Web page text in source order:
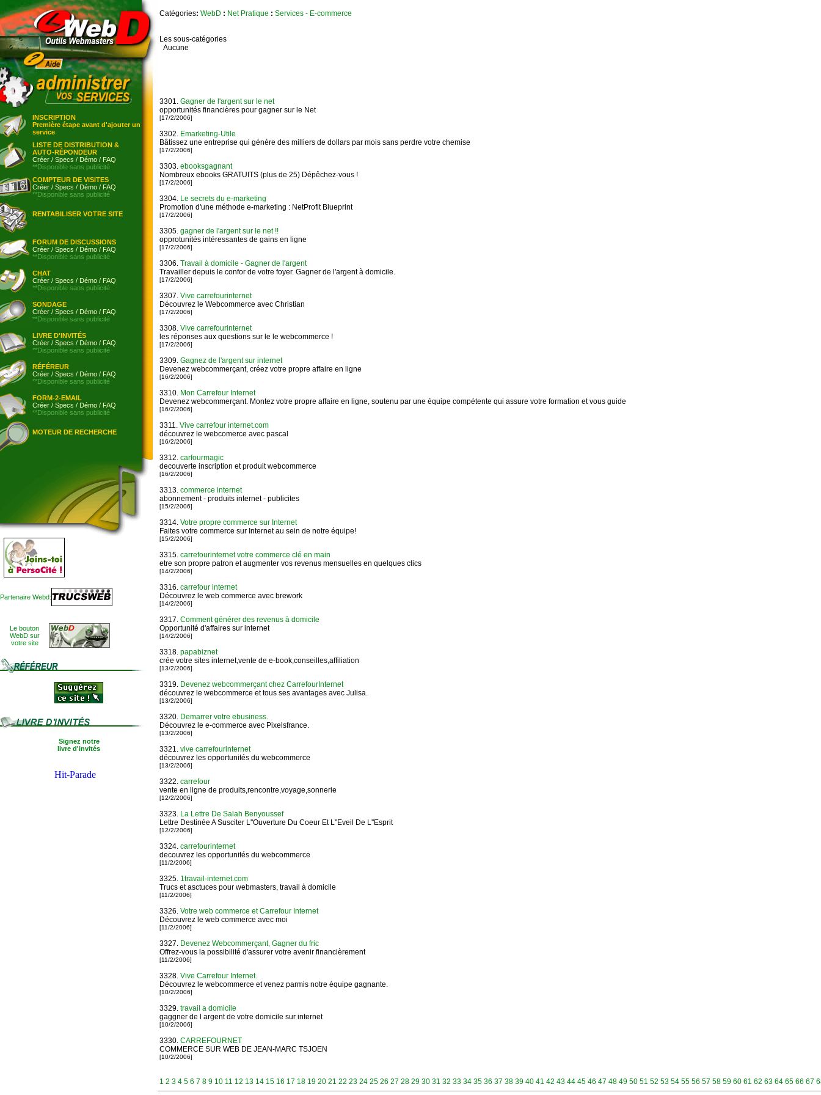
INSCRIPTION
Première étape avant d'ajouter un
service
LISTE DE DISTRIBUTION &
AUTO-RÉPONDEUR
Créer / Specs / Démo / FAQ
**Disponible sans publicité
COMPTEUR DE VISITES
Créer / Specs / Démo / FAQ
**Disponible sans publicité
RENTABILISER VOTRE SITE
FORUM DE DISCUSSIONS
Créer / Specs / Démo / FAQ
**Disponible sans publicité
CHAT
Créer / Specs / Démo / FAQ
**Disponible sans publicité
SONDAGE
Créer / Specs / Démo / FAQ
**Disponible sans publicité
LIVRE D'INVITÉS
Créer / Specs / Démo / FAQ
**Disponible sans publicité
RÉFÉREUR
Créer / Specs / Démo / FAQ
**Disponible sans publicité
FORM-2-EMAIL
Créer / Specs / Démo / FAQ
**Disponible sans publicité
MOTEUR DE RECHERCHE
Partenaire Webd:
Le bouton
WebD sur
votre site
Signez notre
livre d'invités
Catégories: WebD : Net Pratique : Services - E-commerce
Les sous-catégories
Aucune
3301. Gagner de l'argent sur le net
opportunités financières pour gagner sur le Net
[17/2/2006]
3302. Emarketing-Utile
Bâtissez une entreprise qui génère des milliers de dollars par mois sans perdre votre chemise
[17/2/2006]
3303. ebooksgagnant
Nombreux ebooks GRATUITS (plus de 25) Dépêchez-vous !
[17/2/2006]
3304. Le secrets du e-marketing
Promotion d'une méthode e-marketing : NetProfit Blueprint
[17/2/2006]
3305. gagner de l'argent sur le net !!
opprotunités intéressantes de gains en ligne
[17/2/2006]
3306. Travail à domicile - Gagner de l'argent
Travailler depuis le confor de votre foyer. Gagner de l'argent à domicile.
[17/2/2006]
3307. Vive carrefourinternet
Découvrez le Webcommerce avec Christian
[17/2/2006]
3308. Vive carrefourinternet
les réponses aux questions sur le le webcommerce !
[17/2/2006]
3309. Gagnez de l'argent sur internet
Devenez webcommerçant, créez votre propre affaire en ligne
[16/2/2006]
3310. Mon Carrefour Internet
Devenez webcommerçant. Montez votre propre affaire en ligne, soutenu par une équipe compétente qui assure votre formation et vous guide
[16/2/2006]
3311. Vive carrefour internet.com
découvrez le webcomerce avec pascal
[16/2/2006]
3312. carfourmagic
decouverte inscription et produit webcommerce
[16/2/2006]
3313. commerce internet
abonnement - produits internet - publicites
[15/2/2006]
3314. Votre propre commerce sur Internet
Faites votre commerce sur Internet au sein de notre équipe!
[15/2/2006]
3315. carrefourinternet votre commerce clé en main
etre son propre patron et augmenter vos revenus mensuelles en quelques clics
[14/2/2006]
3316. carrefour internet
Découvrez le web commerce avec brework
[14/2/2006]
3317. Comment générer des revenus à domicile
Opportunité d'affaires sur internet
[14/2/2006]
3318. papabiznet
crée votre sites internet,vente de e-book,conseilles,affiliation
[13/2/2006]
3319. Devenez webcommerçant chez CarrefourInternet
découvrez le webcommerce et tous ses avantages avec Julisa.
[13/2/2006]
3320. Demarrer votre ebusiness.
Découvrez le e-commerce avec Pixelsfrance.
[13/2/2006]
3321. vive carrefourinternet
découvrez les opportunités du webcommerce
[13/2/2006]
3322. carrefour
vente en ligne de produits,rencontre,voyage,sonnerie
[12/2/2006]
3323. La Lettre De Salah Benyoussef
Lettre Destinée A Susciter L''Ouverture Du Coeur Et L''Eveil De L''Esprit
[12/2/2006]
3324. carrefourinternet
decouvrez les opportunités du webcommerce
[11/2/2006]
3325. 1travail-internet.com
Trucs et asctuces pour webmasters, travail à domicile
[11/2/2006]
3326. Votre web commerce et Carrefour Internet
Découvrez le web commerce avec moi
[11/2/2006]
3327. Devenez Webcommerçant, Gagner du fric
Offrez-vous la possibilité d'assurer votre avenir financièrement
[11/2/2006]
3328. Vive Carrefour Internet.
Découvrez le webcommerce et venez parmis notre équipe gagnante.
[10/2/2006]
3329. travail a domicile
gaggner de l argent de votre domicile sur internet
[10/2/2006]
3330. CARREFOURNET
COMMERCE SUR WEB DE JEAN-MARC TSJOEN
[10/2/2006]
1 2 3 4 5 6 7 8 9 10 11 12 13 14 15 16 17 18 19 20 21 22 23 24 25 26 27 28 29 30 31 32 33 34 35 36 37 38 39 40 41 42 43 44 45 46 47 48 49 50 51 52 53 54 55 56 57 58 59 60 61 62 63 64 65 66 67